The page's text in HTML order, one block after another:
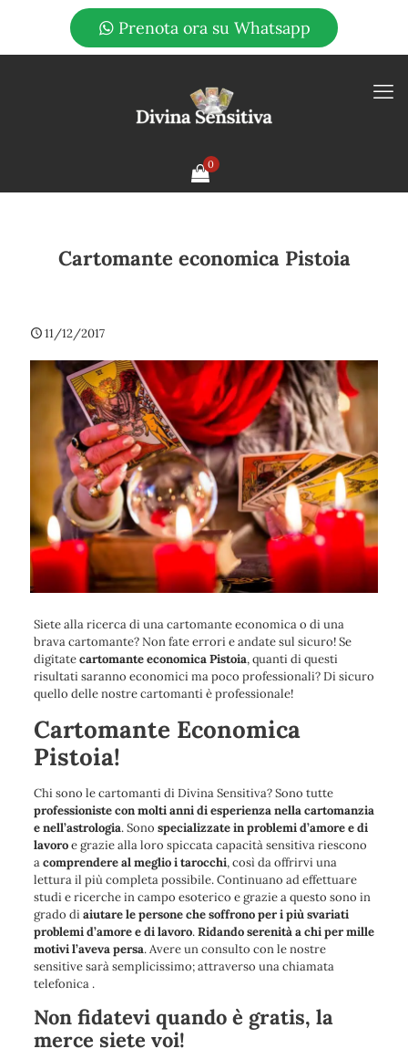
Prenota ora su Whatsapp
0
Cartomante economica Pistoia
11/12/2017
Siete alla ricerca di una cartomante economica o di una
brava cartomante? Non fate errori e andate sul sicuro! Se
digitatecartomante economica Pistoia, quanti di questi
risultati saranno economici ma poco professionali? Di sicuro
quello delle nostre cartomanti è professionale!
Cartomante Economica
Pistoia!
Chi sono le cartomanti di Divina Sensitiva? Sono tutte
professioniste con molti anni di esperienza nella cartomanzia
e nell’astrologia. Sono specializzate in problemi d’amore e di
lavoroe grazie alla loro spiccata capacità sensitiva riescono
acomprendere al meglio i tarocchi, così da offrirvi una
lettura il più completa possibile. Continuano ad effettuare
studi e ricerche in campo esoterico e grazie a questo sono in
grado diaiutare le persone che soffrono per i più svariati
problemi d’amore e di lavoro.Ridando serenità a chi per mille
motivi l’aveva persa. Avere un consulto con le nostre
sensitive sarà semplicissimo; attraverso una chiamata
telefonica .
Non fidatevi quando è gratis, la
merce siete voi!